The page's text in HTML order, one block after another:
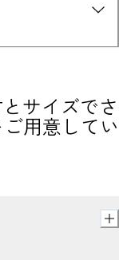
サイズでさ
用意してい